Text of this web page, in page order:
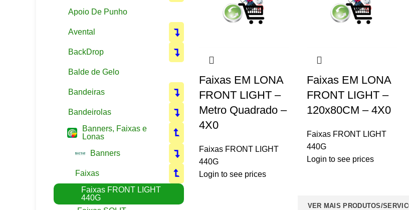
Apoio De Punho
Avental
BackDrop
Balde de Gelo
Bandeiras
Bandeirolas
Banners, Faixas e
Lonas
Banners
Faixas
Faixas FRONT LIGHT
440G
Faixas EM LONA
FRONT LIGHT –
Metro Quadrado –
4X0
Faixas FRONT LIGHT
440G
Login to see prices
Faixas EM LONA
FRONT LIGHT –
120x80CM – 4X0
Faixas FRONT LIGHT
440G
Login to see prices
VER MAIS PRODUTOS/